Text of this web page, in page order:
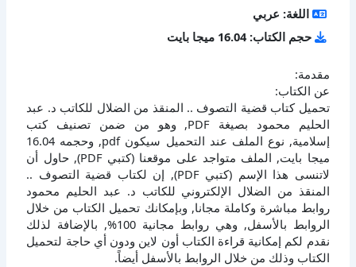
اللغة: عربي
حجم الكتاب: 16.04 ميجا بايت
مقدمة:
عن الكتاب:
تحميل كتاب قضية التصوف .. المنقذ من الضلال للكاتب د. عبد
الحليم محمود بصيغة PDF, وهو من ضمن تصنيف كتب
إسلامية, نوع الملف عند التحميل سيكون pdf, وحجمه 16.04
ميجا بايت, الملف متواجد على موقعنا (كتبي PDF), حاول أن
لاتنسى هذا الإسم (كتبي PDF), إن لكتاب قضية التصوف ..
المنقذ من الضلال الإلكتروني للكاتب د. عبد الحليم محمود
روابط مباشرة وكاملة مجانا, وبإمكانك تحميل الكتاب من خلال
الروابط بالأسفل, وهي روابط مجانية 100%, بالإضافة لذلك
نقدم لكم إمكانية قراءة الكتاب أون لاين ودون أي حاجة لتحميل
الكتاب وذلك من خلال الروابط بالأسفل أيضاً.